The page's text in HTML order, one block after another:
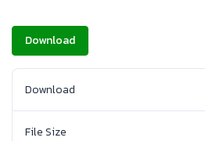
Download
Download
File Size